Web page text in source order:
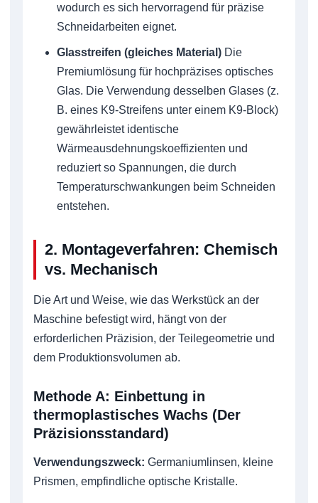
wodurch es sich hervorragend für präzise
Schneidarbeiten eignet.
Glasstreifen (gleiches Material)Die
Premiumlösung für hochpräzises optisches
Glas. Die Verwendung desselben Glases (z.
B. eines K9-Streifens unter einem K9-Block)
gewährleistet identische
Wärmeausdehnungskoeffizienten und
reduziert so Spannungen, die durch
Temperaturschwankungen beim Schneiden
entstehen.
2. Montageverfahren: Chemisch
vs. Mechanisch
Die Art und Weise, wie das Werkstück an der
Maschine befestigt wird, hängt von der
erforderlichen Präzision, der Teilegeometrie und
dem Produktionsvolumen ab.
Methode A: Einbettung in
thermoplastisches Wachs (Der
Präzisionsstandard)
Verwendungszweck: Germaniumlinsen, kleine
Prismen, empfindliche optische Kristalle.